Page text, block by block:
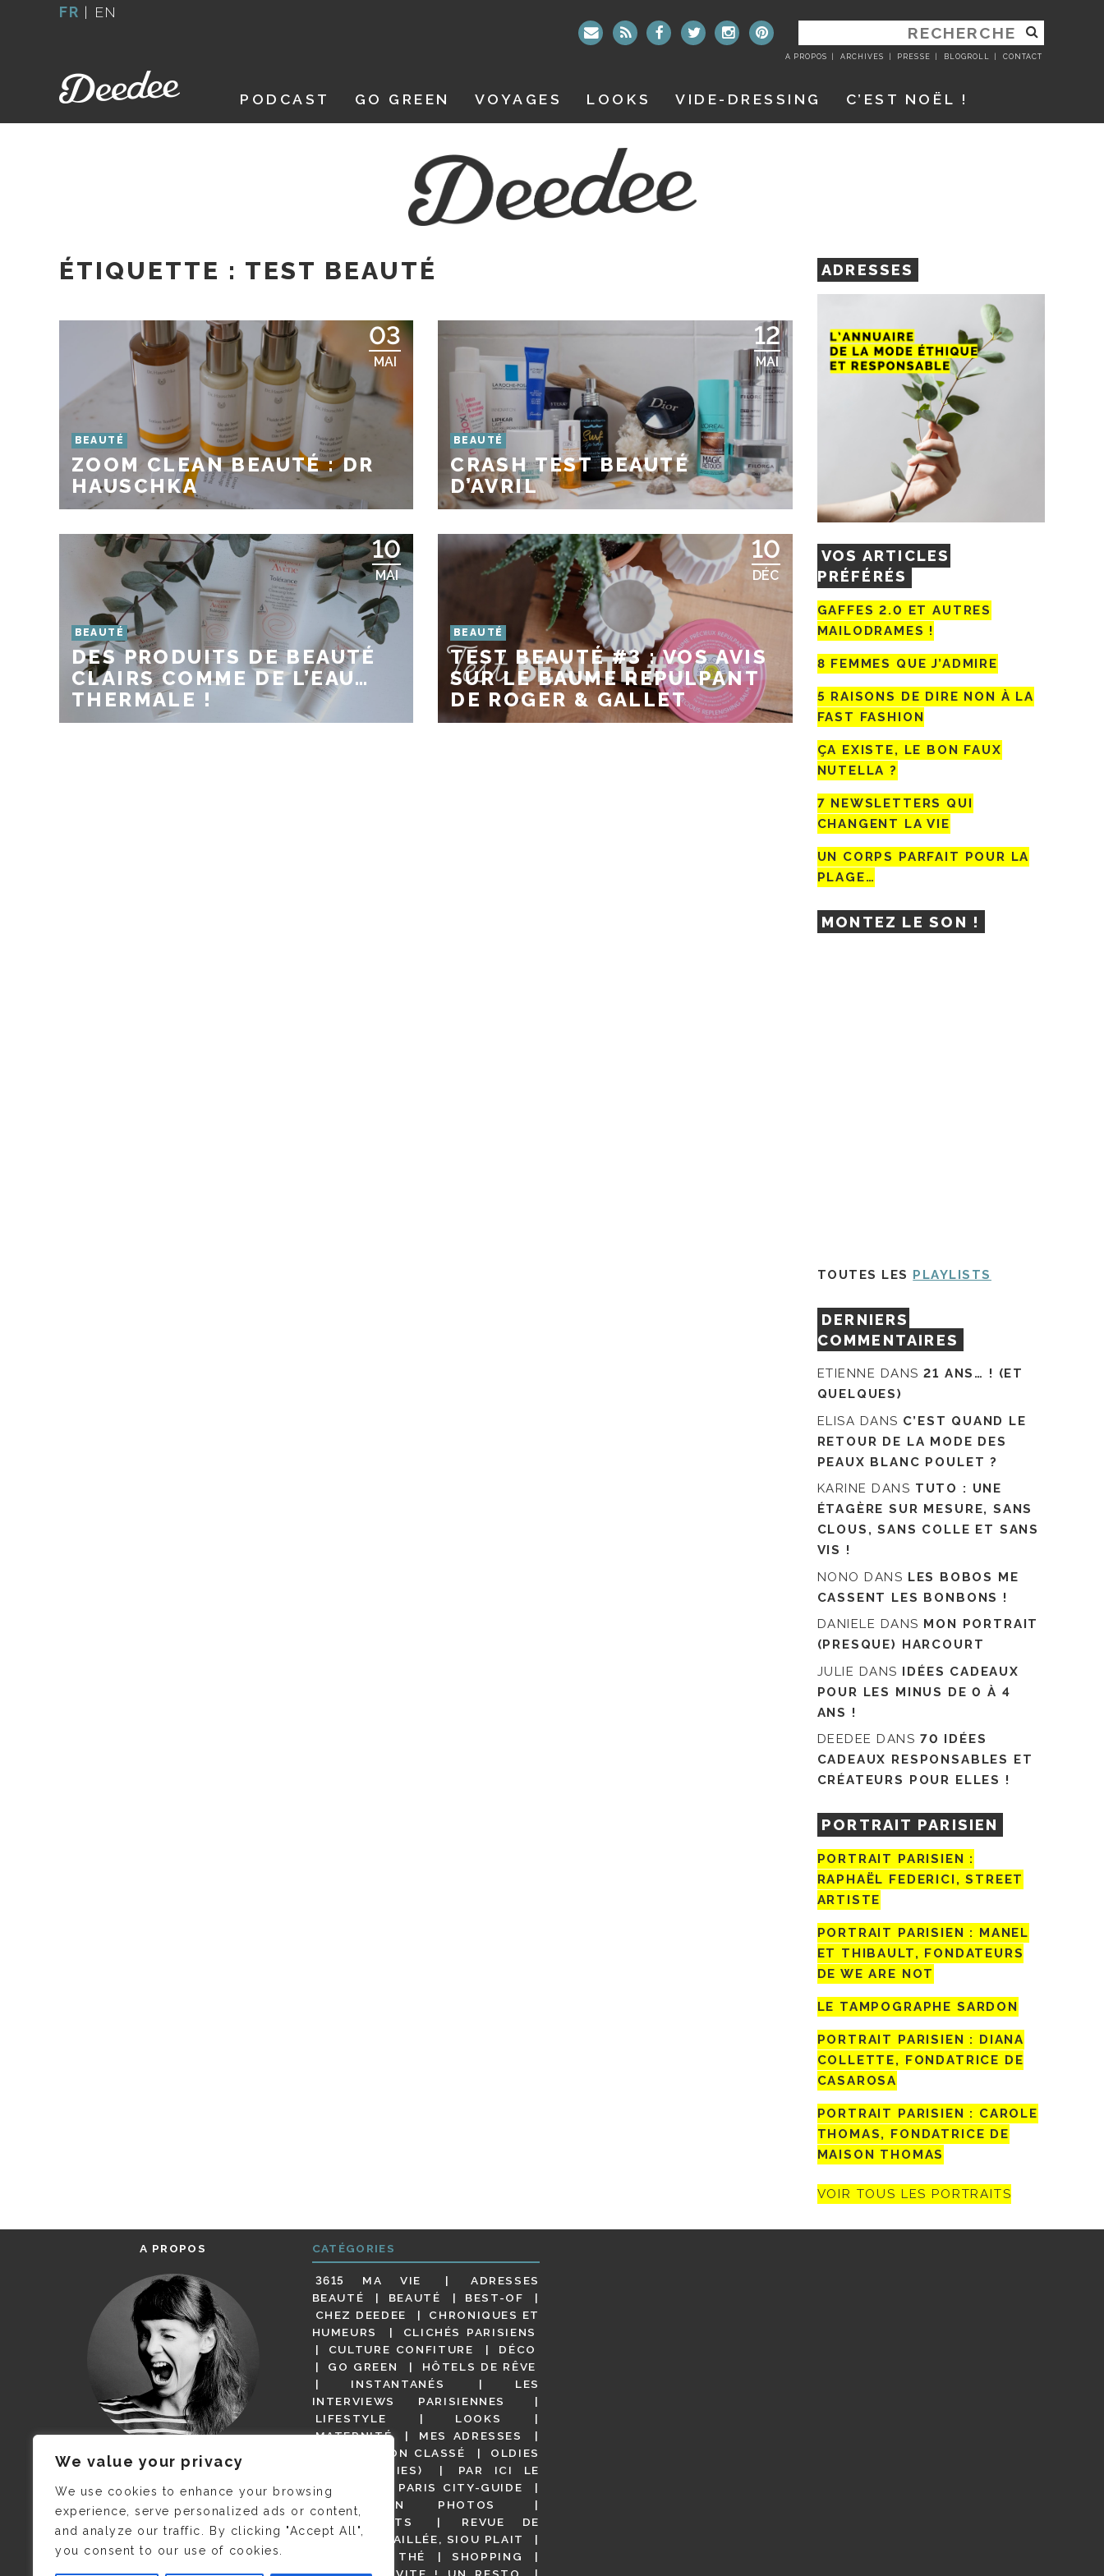
We value your privacy
We use cookies to enhance your browsing
experience, serve personalized ads or content,
and analyze our traffic. By clicking "Accept All",
you consent to our use of cookies.
FR | EN
RECHERCHER
:
A PROPOS ARCHIVES PRESSE BLOGROLL CONTACT
PODCAST GO GREEN VOYAGES LOOKS VIDE-DRESSING C’EST NOËL !
ÉTIQUETTE : TEST BEAUTÉ
03
MAI
BEAUTÉ
ZOOM CLEAN BEAUTÉ : DR
HAUSCHKA
12
MAI
BEAUTÉ
CRASH TEST BEAUTÉ
D’AVRIL
10
MAI
BEAUTÉ
DES PRODUITS DE BEAUTÉ
CLAIRS COMME DE L’EAU…
THERMALE !
10
DÉC
BEAUTÉ
TEST BEAUTÉ #3 : VOS AVIS
SUR LE BAUME REPULPANT
DE ROGER & GALLET
ADRESSES
VOS ARTICLES
PRÉFÉRÉS
GAFFES 2.0 ET AUTRES
MAILODRAMES !
8 FEMMES QUE J’ADMIRE
5 RAISONS DE DIRE NON À LA
FAST FASHION
ÇA EXISTE, LE BON FAUX
NUTELLA ?
7 NEWSLETTERS QUI
CHANGENT LA VIE
UN CORPS PARFAIT POUR LA
PLAGE…
MONTEZ LE SON !
TOUTES LES PLAYLISTS
DERNIERS
COMMENTAIRES
ETIENNE DANS21 ANS… ! (ET
QUELQUES)
ELISA DANS C’EST QUAND LE
RETOUR DE LA MODE DES
PEAUX BLANC POULET ?
KARINE DANS TUTO : UNE
ÉTAGÈRE SUR MESURE, SANS
CLOUS, SANS COLLE ET SANS
VIS !
NONO DANS LES BOBOS ME
CASSENT LES BONBONS !
DANIELE DANS MON PORTRAIT
(PRESQUE) HARCOURT
JULIE DANS IDÉES CADEAUX
POUR LES MINUS DE 0 À 4
ANS !
DEEDEE DANS 70 IDÉES
CADEAUX RESPONSABLES ET
CRÉATEURS POUR ELLES !
PORTRAIT PARISIEN
PORTRAIT PARISIEN :
RAPHAËL FEDERICI, STREET
ARTISTE
PORTRAIT PARISIEN : MANEL
ET THIBAULT, FONDATEURS
DE WE ARE NOT
LE TAMPOGRAPHE SARDON
PORTRAIT PARISIEN : DIANA
COLLETTE, FONDATRICE DE
CASAROSA
PORTRAIT PARISIEN : CAROLE
THOMAS, FONDATRICE DE
MAISON THOMAS
VOIR TOUS LES PORTRAITS
A PROPOS
JE M’APPELLE DELPHINE MAIS
C’EST ©CAMILLE COLLIN QUI A
PRIS CETTE PHOTO !
CATÉGORIES
3615 MA VIE
ADRESSES
BEAUTÉ
BEAUTÉ
BEST-OF
CHEZ DEEDEE
CHRONIQUES ET
HUMEURS
CLICHÉS PARISIENS
CULTURE CONFITURE
DÉCO
GO GREEN
HÔTELS DE RÊVE
INSTANTANÉS
LES
INTERVIEWS PARISIENNES
LIFESTYLE
LOOKS
MATERNITÉ
MES ADRESSES
NON CLASSÉ
OLDIES
(BUT GOODIES)
PAR ICI LE
MAGOT !
PARIS CITY-GUIDE
PARIS EN PHOTOS
RESTAURANTS
REVUE DE
PRESSE DÉTAILLÉE, SIOU PLAIT
SALONS DE THÉ
SHOPPING
VIDÉOS
VITE ! UN RESTO